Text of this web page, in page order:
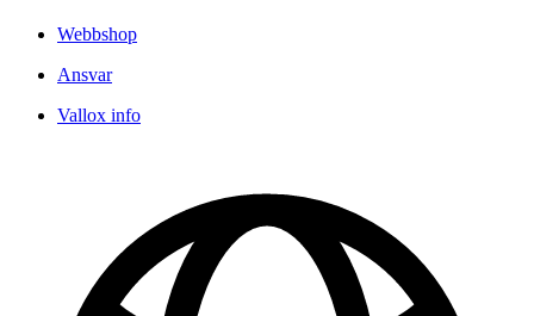
Webbshop
Ansvar
Vallox info